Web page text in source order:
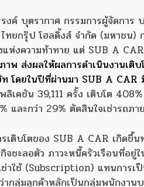
รงค์ บุตรากาศ กรรมการผู้จัดกา
ยกรุ๊ป โฮลดิ้งส์ จำกัด (มหาชน)
ห่งความท้าทาย แต่ SUB A
าพ ส่งผลให้ผลการดำเนินงานเติ
โดยในปีที่ผ่านมา SUB A CAR
ลิเคชัน 39,111 ครั้ง เติบโต
และกว่า 29% ตัดสินใจเช่ารถภ
เติบโตของ SUB A CAR เกิดขึ้น
จชะลอตัว ภาวะหนี้ครัวเรือนที่อ
ช่าใช้ (Subscription) แทนการเ
กลุ่มลูกค้าหลักเป็นกลุ่มพนักงาน